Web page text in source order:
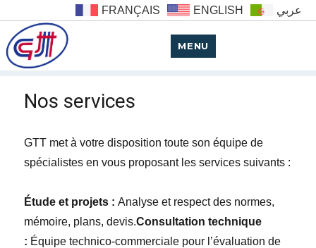
FRANÇAIS ENGLISH عربي
MENU
Nos services
GTT met à votre disposition toute son équipe de
spécialistes en vous proposant les services suivants :
Étude et projets : Analyse et respect des normes,
mémoire, plans, devis.Consultation technique
: Équipe technico-commerciale pour l’évaluation de